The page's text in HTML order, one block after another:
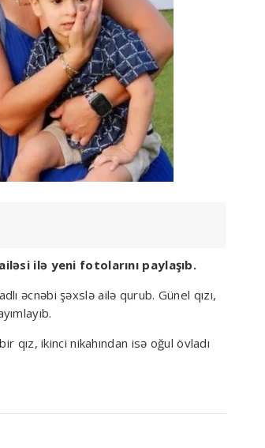
ilə yeni fotolarını paylaşıb.
əcnəbi şəxslə ailə qurub. Günel qızı,
qız, ikinci nikahından isə oğul övladı